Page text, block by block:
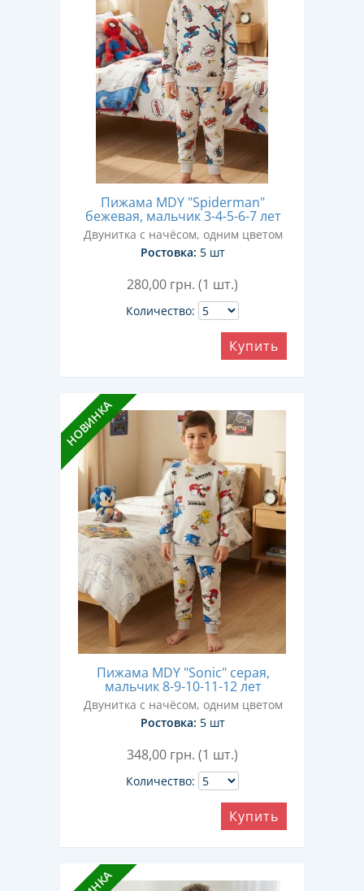
Пижама MDY "Spiderman"
бежевая, мальчик 3-4-5-6-7 лет
Двунитка с начёсом, одним цветом
Ростовка: 5 шт
280,00 грн. (1 шт.)
Количество:
Купить
НОВИНКА
Пижама MDY "Sonic" серая,
мальчик 8-9-10-11-12 лет
Двунитка с начёсом, одним цветом
Ростовка: 5 шт
348,00 грн. (1 шт.)
Количество:
Купить